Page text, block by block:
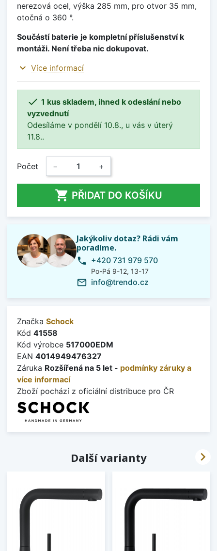
nerezová ocel, výška 285 mm, pro otvor 35 mm,
otočná o 360 °.
Součástí baterie je kompletní příslušenství k
montáži. Není třeba nic dokupovat.
expand_more Více informací
 1 kus skladem, ihned k odeslání nebo
vyzvednutí
Odesíláme v pondělí 10.8., u vás v úterý
11.8..
Počet − +
 PŘIDAT DO KOŠÍKU
Jakýkoliv dotaz? Rádi vám
poradíme.
phone +420 731 979 570
Po-Pá 9-12, 13-17
mail_outline info@trendo.cz
Značka Schock
Kód 41558
Kód výrobce 517000EDM
EAN 4014949476327
Záruka Rozšířená na 5 let - podmínky záruky a
více informací
Zboží pochází z oficiální distribuce pro ČR
Další varianty 